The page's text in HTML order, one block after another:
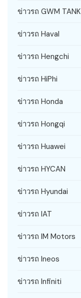
ข่าวรถ GWM TANK
ข่าวรถ Haval
ข่าวรถ Hengchi
ข่าวรถ HiPhi
ข่าวรถ Honda
ข่าวรถ Hongqi
ข่าวรถ Huawei
ข่าวรถ HYCAN
ข่าวรถ Hyundai
ข่าวรถ IAT
ข่าวรถ IM Motors
ข่าวรถ Ineos
ข่าวรถ Infiniti